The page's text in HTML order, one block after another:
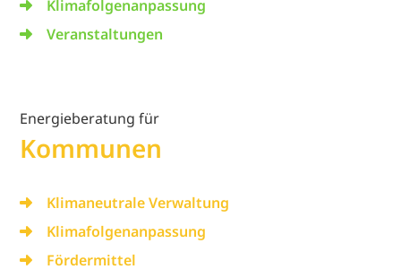
Klimafolgenanpassung
Veranstaltungen
Energieberatung für
Kommunen
Klimaneutrale Verwaltung
Klimafolgenanpassung
Fördermittel